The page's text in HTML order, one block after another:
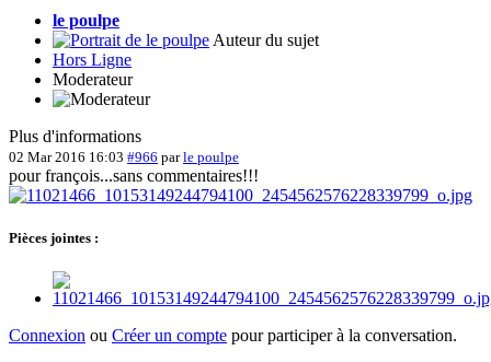
le poulpe
Auteur du sujet
Hors Ligne
Moderateur
Plus d'informations
02 Mar 2016 16:03 #966 parle poulpe
pour françois...sans commentaires!!!
Pièces jointes :
Connexion ou Créer un compte pour participer à la conversation.